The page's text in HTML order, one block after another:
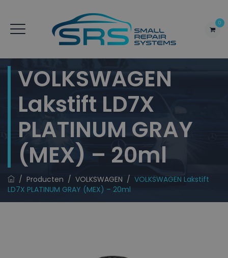
0
VOLKSWAGEN
Lakstift LD7X
PLATINUM GRAY
(MEX) – 20ml
/ Producten / VOLKSWAGEN / VOLKSWAGEN Lakstift
LD7X PLATINUM GRAY (MEX) – 20ml